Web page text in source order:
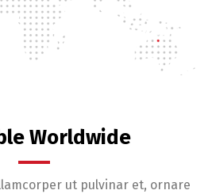
Worldwide
ut pulvinar et, ornare